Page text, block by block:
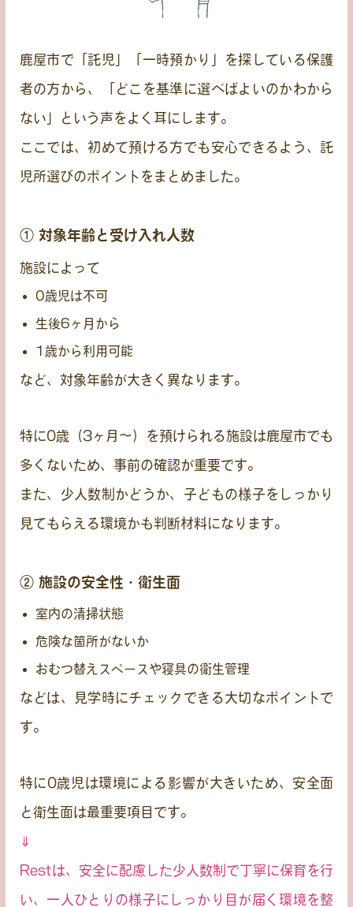
鹿屋市で「託児」「一時預かり」を探している保護
者の方から、「どこを基準に選べばよいのかわから
ない」という声をよく耳にします。
ここでは、初めて預ける方でも安心できるよう、託
児所選びのポイントをまとめました。
① 対象年齢と受け入れ人数
施設によって
0歳児は不可
生後6ヶ月から
1歳から利用可能
など、対象年齢が大きく異なります。
特に0歳（3ヶ月〜）を預けられる施設は鹿屋市でも
多くないため、事前の確認が重要です。
また、少人数制かどうか、子どもの様子をしっかり
見てもらえる環境かも判断材料になります。
② 施設の安全性・衛生面
室内の清掃状態
危険な箇所がないか
おむつ替えスペースや寝具の衛生管理
などは、見学時にチェックできる大切なポイントで
す。
特に0歳児は環境による影響が大きいため、安全面
と衛生面は最重要項目です。
⇓
Restは、安全に配慮した少人数制で丁寧に保育を行
い、一人ひとりの様子にしっかり目が届く環境を整